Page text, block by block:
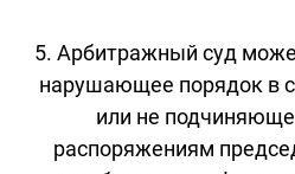
5. Арбитражный суд
нарушающее порядок в
или не
распоряжениям